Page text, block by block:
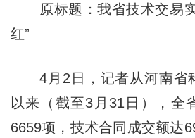
原标题：我省技术交易实
红”
4月2日，记者从河南省
以来（截至3月31日），全
6659项，技术合同成交额达